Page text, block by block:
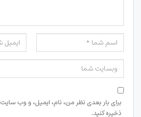
برای بار بعدی نظر من، نام، ایمیل، و وب
ذخیره کنید.